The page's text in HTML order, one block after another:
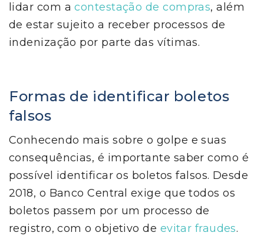
lidar com acontestação de compras, além
de estar sujeito a receber processos de
indenização por parte das vítimas.
Formas de identificar boletos
falsos
Conhecendo mais sobre o golpe e suas
consequências, é importante saber como é
possível identificar os boletos falsos. Desde
2018, o Banco Central exige que todos os
boletos passem por um processo de
registro, com o objetivo de evitar fraudes.